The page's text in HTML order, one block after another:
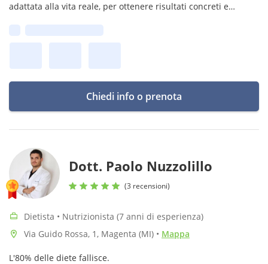
adattata alla vita reale, per ottenere risultati concreti e
Chiedi info o prenota
Dott. Paolo Nuzzolillo
(3 recensioni)
Dietista • Nutrizionista (7 anni di esperienza)
Via Guido Rossa, 1, Magenta (MI) • Mappa
L'80% delle diete fallisce.